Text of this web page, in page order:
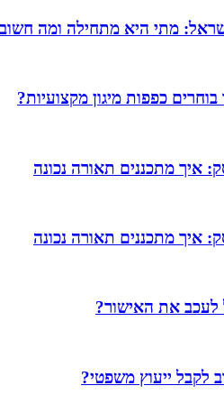
מתי היא מתחילה ומה
כפפות מיגון מקצועיות?
איך מתכננים תאורה נכונה
איך מתכננים תאורה נכונה
לקבל ייעוץ משפטי?